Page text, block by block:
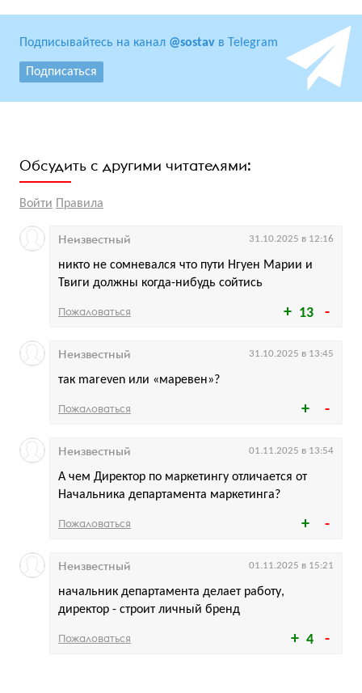
Подписывайтесь на канал @sostav в Telegram
Подписаться
Обсудить с другими читателями:
Войти Правила
13
никто не сомневался что пути Нгуен Марии и
Твиги должны когда-нибудь сойтись
Неизвестный 31.10.2025 в 12:16
Пожаловаться
так mareven или «маревен»?
Неизвестный 31.10.2025 в 13:45
Пожаловаться
А чем Директор по маркетингу отличается от
Начальника департамента маркетинга?
Неизвестный 01.11.2025 в 13:54
Пожаловаться
4
начальник департамента делает работу,
директор - строит личный бренд
Неизвестный 01.11.2025 в 15:21
Пожаловаться